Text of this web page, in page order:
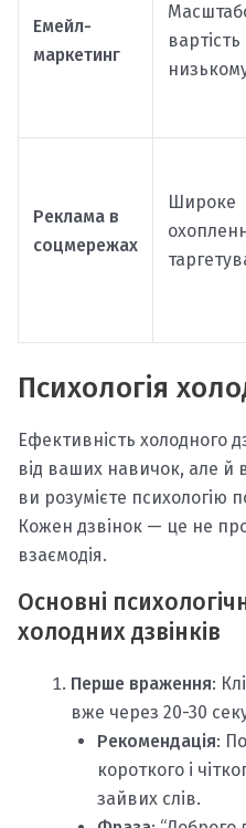
Емейл-
маркетинг
вартість
Реклама в
соцмережах
Широке
Психологія
Ефективність холодного
від ваших навичок, але й
ви розумієте психологію
Кожен дзвінок — це не
взаємодія.
Основні
холодних дзвінків
Перше враження:
вже через 20-30
Рекомендація:
короткого і
зайвих слів.